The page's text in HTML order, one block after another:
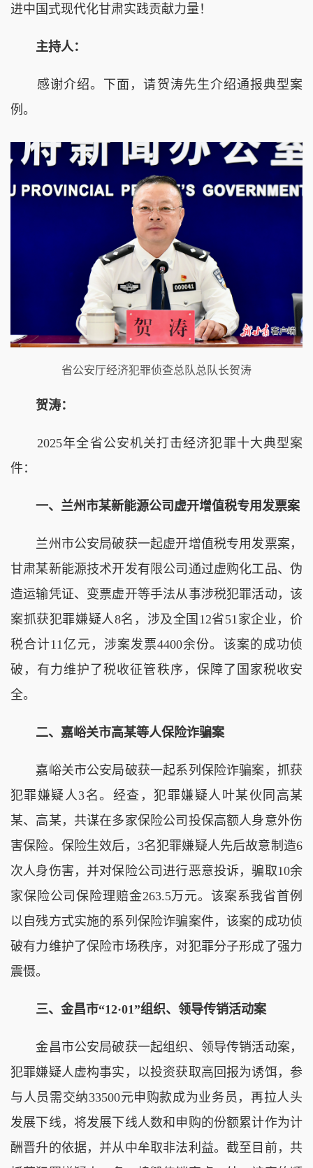
进中国式现代化甘肃实践贡献力量！
主持人：
感谢介绍。下面，请贺涛先生介绍通报典型案
例。
省公安厅经济犯罪侦查总队总队长贺涛
贺涛：
2025年全省公安机关打击经济犯罪十大典型案
件：
一、兰州市某新能源公司虚开增值税专用发票案
兰州市公安局破获一起虚开增值税专用发票案，
甘肃某新能源技术开发有限公司通过虚购化工品、伪
造运输凭证、变票虚开等手法从事涉税犯罪活动，该
案抓获犯罪嫌疑人8名，涉及全国12省51家企业，价
税合计11亿元，涉案发票4400余份。该案的成功侦
破，有力维护了税收征管秩序，保障了国家税收安
全。
二、嘉峪关市高某等人保险诈骗案
嘉峪关市公安局破获一起系列保险诈骗案，抓获
犯罪嫌疑人3名。经查，犯罪嫌疑人叶某伙同高某
某、高某，共谋在多家保险公司投保高额人身意外伤
害保险。保险生效后，3名犯罪嫌疑人先后故意制造6
次人身伤害，并对保险公司进行恶意投诉，骗取10余
家保险公司保险理赔金263.5万元。该案系我省首例
以自残方式实施的系列保险诈骗案件，该案的成功侦
破有力维护了保险市场秩序，对犯罪分子形成了强力
震慑。
三、金昌市“12·01”组织、领导传销活动案
金昌市公安局破获一起组织、领导传销活动案，
犯罪嫌疑人虚构事实，以投资获取高回报为诱饵，参
与人员需交纳33500元申购款成为业务员，再拉人头
发展下线，将发展下线人数和申购的份额累计作为计
酬晋升的依据，并从中牟取非法利益。截至目前，共